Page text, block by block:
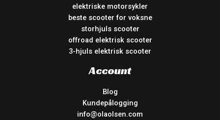
elektriske motorsykler
beste scooter for voksne
storhjuls scooter
offroad elektrisk scooter
3-hjuls elektrisk scooter
Account
Blog
Kundepålogging
info@olaolsen.com